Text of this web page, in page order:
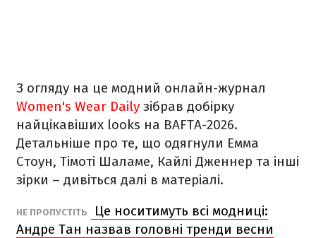
З огляду на це модний онлайн-журнал
Women's Wear Daily зібрав добірку
найцікавіших looks на BAFTA-2026.
Детальніше про те, що одягнули Емма
Стоун, Тімоті Шаламе, Кайлі Дженнер та інші
зірки – дивіться далі в матеріалі.
НЕ ПРОПУСТІТЬ
Це носитимуть всі модниці:
Андре Тан назвав головні тренди весни